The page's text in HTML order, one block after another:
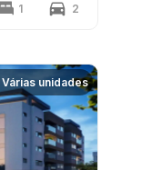
1 2
Várias unidades